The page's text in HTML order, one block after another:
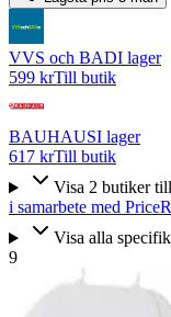
VVS och BADI lager
599 krTill butik
BAUHAUSI lager
617 krTill butik
Visa 2 butiker till
i samarbete med
Visa alla
9